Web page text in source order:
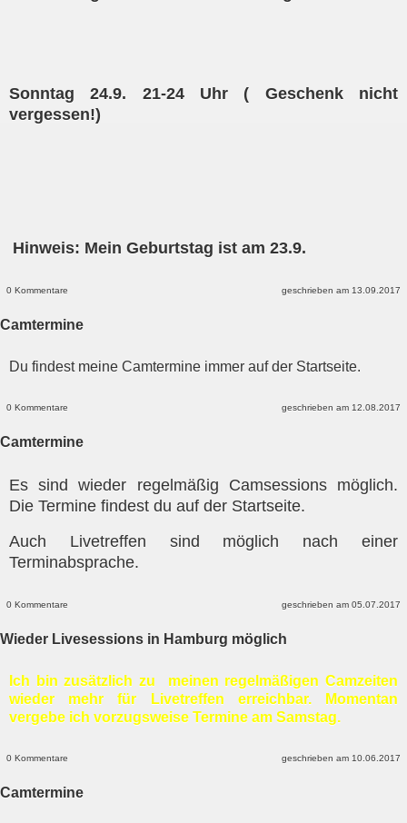
Sonntag 24.9. 21-24 Uhr ( Geschenk nicht
vergessen!)
Hinweis: Mein Geburtstag ist am 23.9.
0 Kommentare geschrieben am 13.09.2017
Camtermine
Du findest meine Camtermine immer auf der Startseite.
0 Kommentare geschrieben am 12.08.2017
Camtermine
Es sind wieder regelmäßig Camsessions möglich.
Die Termine findest du auf der Startseite.
Auch Livetreffen sind möglich nach einer
Terminabsprache.
0 Kommentare geschrieben am 05.07.2017
Wieder Livesessions in Hamburg möglich
Ich bin zusätzlich zu meinen regelmäßigen Camzeiten
wieder mehr für Livetreffen erreichbar. Momentan
vergebe ich vorzugsweise Termine am Samstag.
0 Kommentare geschrieben am 10.06.2017
Camtermine